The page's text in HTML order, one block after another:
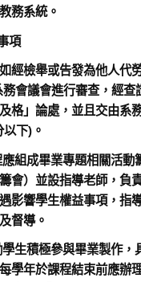
務系統。
項
經檢舉或告發為他人代
會議會進行審查，經查
格」論處，並且交由系
下)。
組成畢業專題相關活動
會）並設指導老師，負
影響學生權益事項，指
督導。
生積極參與畢業製作，
學年於課程結束前應辦